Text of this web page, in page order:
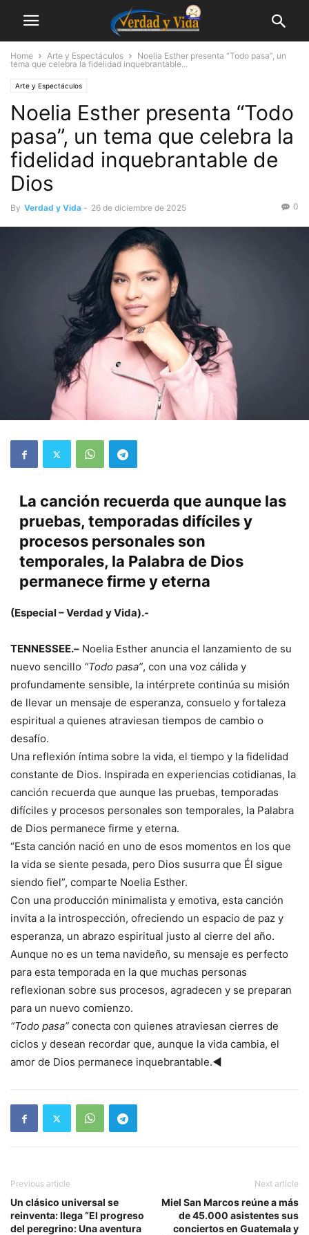
Home Arte y Espectáculos
Noelia Esther presenta “Todo pasa”, un
tema que celebra la fidelidad inquebrantable...
Arte y Espectáculos
Noelia Esther presenta “Todo
pasa”, un tema que celebra la
fidelidad inquebrantable de
Dios
By Verdad y Vida - 26 de diciembre de 2025 0
La canción recuerda que aunque las
pruebas, temporadas difíciles y
procesos personales son
temporales, la Palabra de Dios
permanece firme y eterna
(Especial – Verdad y Vida).-
TENNESSEE.– Noelia Esther anuncia el lanzamiento de su
nuevo sencillo “Todo pasa”, con una voz cálida y
profundamente sensible, la intérprete continúa su misión
de llevar un mensaje de esperanza, consuelo y fortaleza
espiritual a quienes atraviesan tiempos de cambio o
desafío.
Una reflexión íntima sobre la vida, el tiempo y la fidelidad
constante de Dios. Inspirada en experiencias cotidianas, la
canción recuerda que aunque las pruebas, temporadas
difíciles y procesos personales son temporales, la Palabra
de Dios permanece firme y eterna.
“Esta canción nació en uno de esos momentos en los que
la vida se siente pesada, pero Dios susurra que Él sigue
siendo fiel”, comparte Noelia Esther.
Con una producción minimalista y emotiva, esta canción
invita a la introspección, ofreciendo un espacio de paz y
esperanza, un abrazo espiritual justo al cierre del año.
Aunque no es un tema navideño, su mensaje es perfecto
para esta temporada en la que muchas personas
reflexionan sobre sus procesos, agradecen y se preparan
para un nuevo comienzo.
“Todo pasa” conecta con quienes atraviesan cierres de
ciclos y desean recordar que, aunque la vida cambia, el
amor de Dios permanece inquebrantable.◄
Previous article
Un clásico universal se
reinventa: llega “El progreso
del peregrino: Una aventura
Next article
Miel San Marcos reúne a más
de 45.000 asistentes sus
conciertos en Guatemala y